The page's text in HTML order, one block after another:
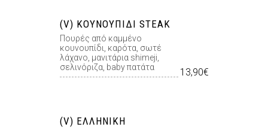
(V) ΚΟΥΝΟΥΠΊΔΙ STEAK
Πουρές από καμμένο
κουνουπίδι, καρότα, σωτέ
λάχανο, μανιτάρια shimeji,
σελινόριζα, baby πατάτα
13,90€
(V) ΕΛΛΗΝΙΚΉ